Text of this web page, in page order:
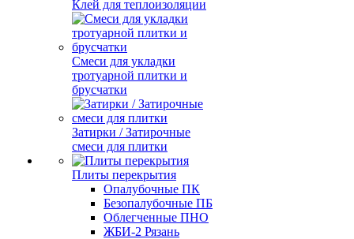
Клей для теплоизоляции
Смеси для укладки
тротуарной плитки и
брусчатки
Затирки / Затирочные
смеси для плитки
Плиты перекрытия
Опалубочные ПК
Безопалубочные ПБ
Облегченные ПНО
ЖБИ-2 Рязань